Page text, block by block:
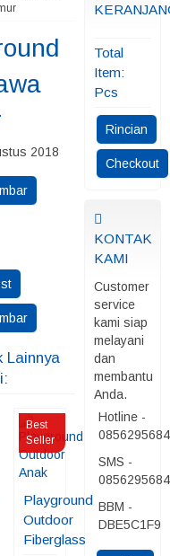
2018
Lainnya
Best
Seller
Playground
Outdoor
Fiberglass
Total
Item:
Pcs
Rincian
Checkout
KONTAK
KAMI
Customer
service
kami siap
melayani
dan
membantu
Anda.
Hotline -
SMS -
BBM -
DBE5C1F9